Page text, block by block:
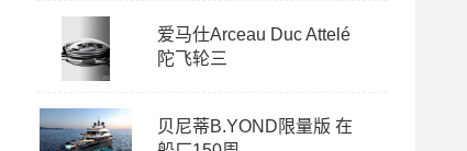
爱马仕Arceau Duc Attelé
陀飞轮三
贝尼蒂B.YOND限量版 在